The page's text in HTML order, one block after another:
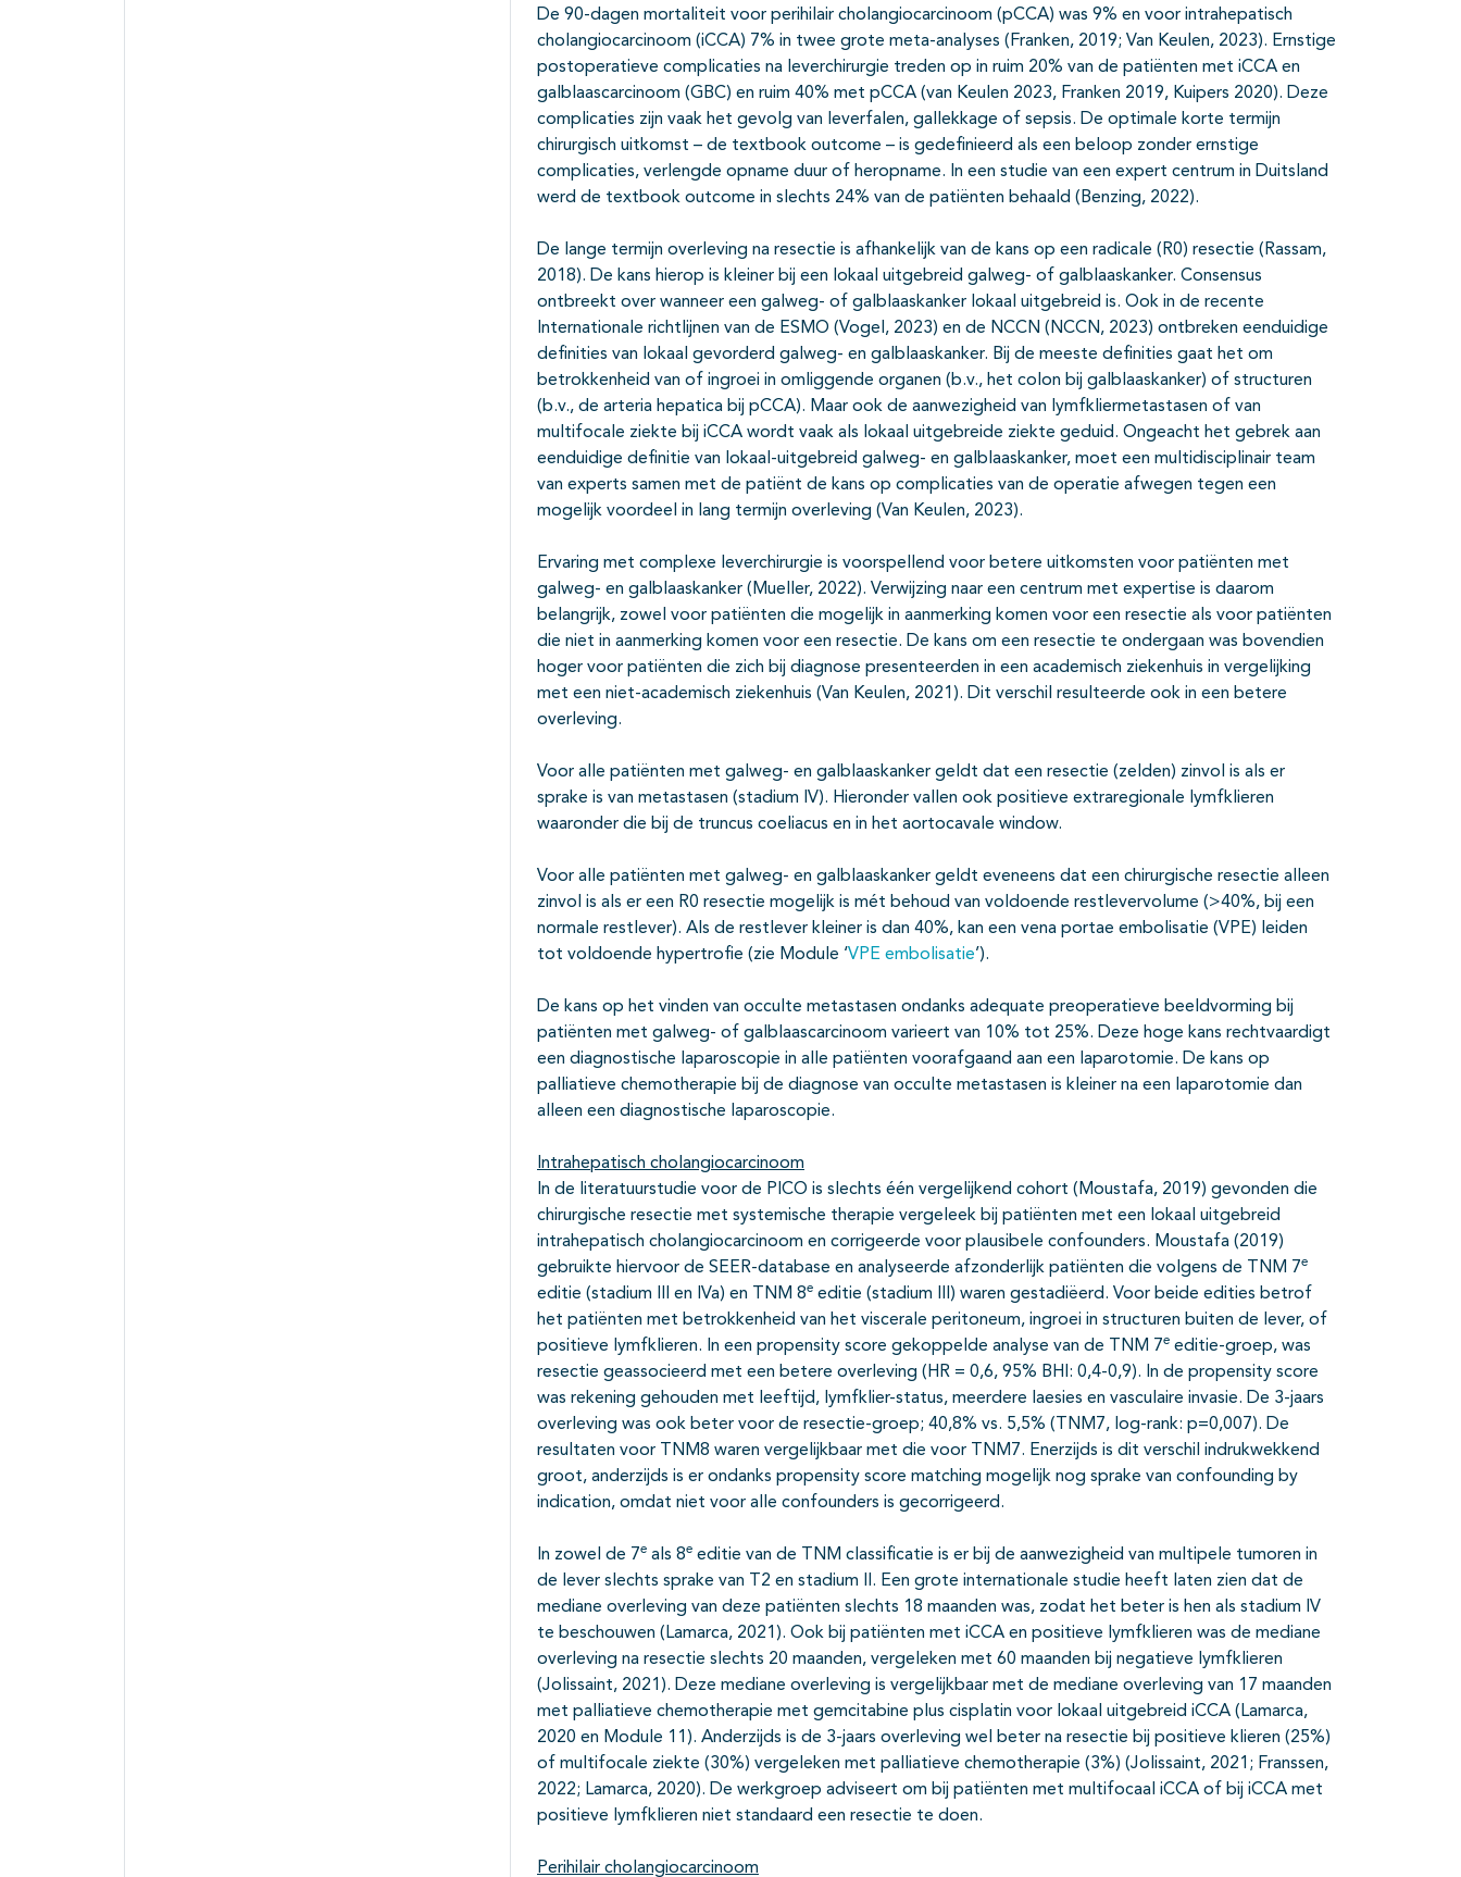
De 90-dagen mortaliteit voor perihilair cholangiocarcinoom (pCCA) was 9% en voor intrahepatisch
cholangiocarcinoom (iCCA) 7% in twee grote meta-analyses (Franken, 2019; Van Keulen, 2023). Ernstige
postoperatieve complicaties na leverchirurgie treden op in ruim 20% van de patiënten met iCCA en
galblaascarcinoom (GBC) en ruim 40% met pCCA (van Keulen 2023, Franken 2019, Kuipers 2020). Deze
complicaties zijn vaak het gevolg van leverfalen, gallekkage of sepsis. De optimale korte termijn
chirurgisch uitkomst – de textbook outcome – is gedefinieerd als een beloop zonder ernstige
complicaties, verlengde opname duur of heropname. In een studie van een expert centrum in Duitsland
werd de textbook outcome in slechts 24% van de patiënten behaald (Benzing, 2022).
De lange termijn overleving na resectie is afhankelijk van de kans op een radicale (R0) resectie (Rassam,
2018). De kans hierop is kleiner bij een lokaal uitgebreid galweg- of galblaaskanker. Consensus
ontbreekt over wanneer een galweg- of galblaaskanker lokaal uitgebreid is. Ook in de recente
Internationale richtlijnen van de ESMO (Vogel, 2023) en de NCCN (NCCN, 2023) ontbreken eenduidige
definities van lokaal gevorderd galweg- en galblaaskanker. Bij de meeste definities gaat het om
betrokkenheid van of ingroei in omliggende organen (b.v., het colon bij galblaaskanker) of structuren
(b.v., de arteria hepatica bij pCCA). Maar ook de aanwezigheid van lymfkliermetastasen of van
multifocale ziekte bij iCCA wordt vaak als lokaal uitgebreide ziekte geduid. Ongeacht het gebrek aan
eenduidige definitie van lokaal-uitgebreid galweg- en galblaaskanker, moet een multidisciplinair team
van experts samen met de patiënt de kans op complicaties van de operatie afwegen tegen een
mogelijk voordeel in lang termijn overleving (Van Keulen, 2023).
Ervaring met complexe leverchirurgie is voorspellend voor betere uitkomsten voor patiënten met
galweg- en galblaaskanker (Mueller, 2022). Verwijzing naar een centrum met expertise is daarom
belangrijk, zowel voor patiënten die mogelijk in aanmerking komen voor een resectie als voor patiënten
die niet in aanmerking komen voor een resectie. De kans om een resectie te ondergaan was bovendien
hoger voor patiënten die zich bij diagnose presenteerden in een academisch ziekenhuis in vergelijking
met een niet-academisch ziekenhuis (Van Keulen, 2021). Dit verschil resulteerde ook in een betere
overleving.
Voor alle patiënten met galweg- en galblaaskanker geldt dat een resectie (zelden) zinvol is als er
sprake is van metastasen (stadium IV). Hieronder vallen ook positieve extraregionale lymfklieren
waaronder die bij de truncus coeliacus en in het aortocavale window.
Voor alle patiënten met galweg- en galblaaskanker geldt eveneens dat een chirurgische resectie alleen
zinvol is als er een R0 resectie mogelijk is mét behoud van voldoende restlevervolume (>40%, bij een
normale restlever). Als de restlever kleiner is dan 40%, kan een vena portae embolisatie (VPE) leiden
tot voldoende hypertrofie (zie Module ‘VPE embolisatie’).
De kans op het vinden van occulte metastasen ondanks adequate preoperatieve beeldvorming bij
patiënten met galweg- of galblaascarcinoom varieert van 10% tot 25%. Deze hoge kans rechtvaardigt
een diagnostische laparoscopie in alle patiënten voorafgaand aan een laparotomie. De kans op
palliatieve chemotherapie bij de diagnose van occulte metastasen is kleiner na een laparotomie dan
alleen een diagnostische laparoscopie.
Intrahepatisch cholangiocarcinoom
In de literatuurstudie voor de PICO is slechts één vergelijkend cohort (Moustafa, 2019) gevonden die
chirurgische resectie met systemische therapie vergeleek bij patiënten met een lokaal uitgebreid
intrahepatisch cholangiocarcinoom en corrigeerde voor plausibele confounders. Moustafa (2019)
gebruikte hiervoor de SEER-database en analyseerde afzonderlijk patiënten die volgens de TNM 7e
editie (stadium III en IVa) en TNM 8e editie (stadium III) waren gestadiëerd. Voor beide edities betrof
het patiënten met betrokkenheid van het viscerale peritoneum, ingroei in structuren buiten de lever, of
positieve lymfklieren. In een propensity score gekoppelde analyse van de TNM 7e editie-groep, was
resectie geassocieerd met een betere overleving (HR = 0,6, 95% BHI: 0,4-0,9). In de propensity score
was rekening gehouden met leeftijd, lymfklier-status, meerdere laesies en vasculaire invasie. De 3-jaars
overleving was ook beter voor de resectie-groep; 40,8% vs. 5,5% (TNM7, log-rank: p=0,007). De
resultaten voor TNM8 waren vergelijkbaar met die voor TNM7. Enerzijds is dit verschil indrukwekkend
groot, anderzijds is er ondanks propensity score matching mogelijk nog sprake van confounding by
indication, omdat niet voor alle confounders is gecorrigeerd.
In zowel de 7e als 8e editie van de TNM classificatie is er bij de aanwezigheid van multipele tumoren in
de lever slechts sprake van T2 en stadium II. Een grote internationale studie heeft laten zien dat de
mediane overleving van deze patiënten slechts 18 maanden was, zodat het beter is hen als stadium IV
te beschouwen (Lamarca, 2021). Ook bij patiënten met iCCA en positieve lymfklieren was de mediane
overleving na resectie slechts 20 maanden, vergeleken met 60 maanden bij negatieve lymfklieren
(Jolissaint, 2021). Deze mediane overleving is vergelijkbaar met de mediane overleving van 17 maanden
met palliatieve chemotherapie met gemcitabine plus cisplatin voor lokaal uitgebreid iCCA (Lamarca,
2020 en Module 11). Anderzijds is de 3-jaars overleving wel beter na resectie bij positieve klieren (25%)
of multifocale ziekte (30%) vergeleken met palliatieve chemotherapie (3%) (Jolissaint, 2021; Franssen,
2022; Lamarca, 2020). De werkgroep adviseert om bij patiënten met multifocaal iCCA of bij iCCA met
positieve lymfklieren niet standaard een resectie te doen.
Perihilair cholangiocarcinoom